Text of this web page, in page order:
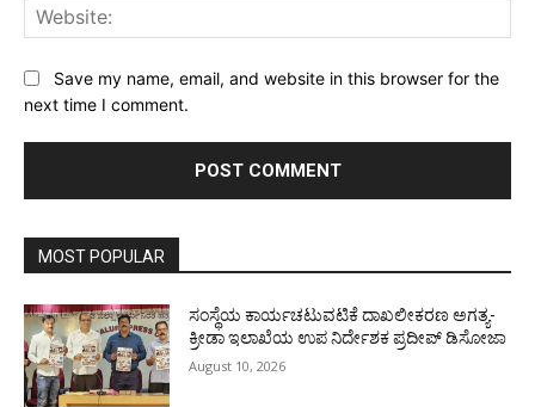
Save my name, email, and website in this browser for the
next time I comment.
MOST POPULAR
ಸಂಸ್ಥೆಯ ಕಾರ್ಯಚಟುವಟಿಕೆ ದಾಖಲೀಕರಣ ಅಗತ್ಯ-
ಕ್ರೀಡಾ ಇಲಾಖೆಯ ಉಪ ನಿರ್ದೇಶಕ ಪ್ರದೀಪ್ ಡಿಸೋಜಾ
August 10, 2026